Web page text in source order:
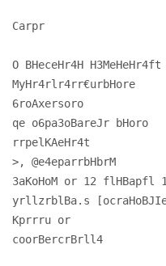
Carpr
O BHeceHr4H
MyHr4rlr4rr€urbHore
6roAxersoro
qe o6pa3oBareJr bHoro
>, @e4eparrbHbrM
3aKoHoM or 12 flHBapfl
yrllzrblBa.s
Kprrru or
coorBercrBrll4